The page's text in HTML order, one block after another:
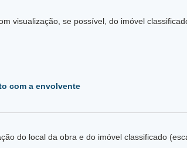
visualização, se possível, do imóvel
com a envolvente